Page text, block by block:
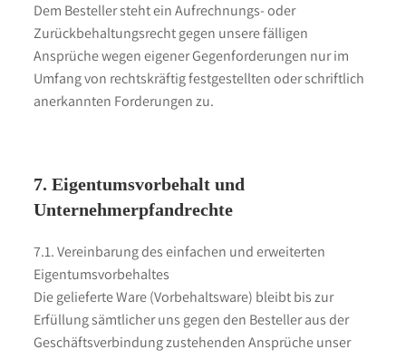
Dem Besteller steht ein Aufrechnungs- oder
Zurückbehaltungsrecht gegen unsere fälligen
Ansprüche wegen eigener Gegenforderungen nur im
Umfang von rechtskräftig festgestellten oder schriftlich
anerkannten Forderungen zu.
7. Eigentumsvorbehalt und
Unternehmerpfandrechte
7.1. Vereinbarung des einfachen und erweiterten
Eigentumsvorbehaltes
Die gelieferte Ware (Vorbehaltsware) bleibt bis zur
Erfüllung sämtlicher uns gegen den Besteller aus der
Geschäftsverbindung zustehenden Ansprüche unser